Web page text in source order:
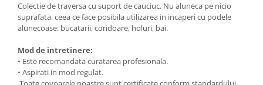
Colectie de traversa cu suport de cauciuc. Nu aluneca pe nicio
suprafata, ceea ce face posibila utilizarea in incaperi cu podele
alunecoase: bucatarii, coridoare, holuri, bai.
Mod de intretinere:
• Este recomandata curatarea profesionala.
• Aspirati in mod regulat.